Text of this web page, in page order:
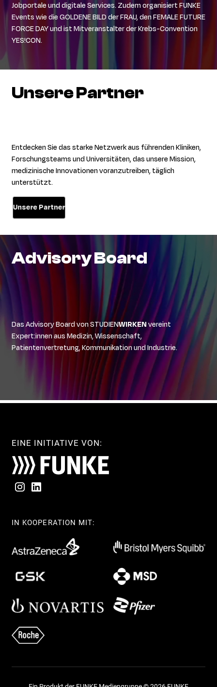
Jobportale und digitale Services. Zudem organisiert FUNKE
Events wie die GOLDENE BILD der FRAU, den FEMALE FUTURE
FORCE DAY und ist Mitveranstalter der Krebs-Convention
YES!CON.
UnserePartner
Entdecken Sie das starke Netzwerk aus führenden Kliniken,
Forschungsteams und Universitäten, das unsere Mission,
medizinische Innovationen voranzutreiben, täglich
unterstützt.
Unsere Partner
AdvisoryBoard
Das Advisory Board von STUDIENWIRKENvereint
Expert:innen aus Medizin, Wissenschaft,
Patientenvertretung, Kommunikation und Industrie.
EINE INITIATIVE VON:
IN KOOPERATION MIT: